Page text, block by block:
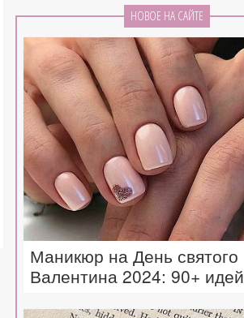
НОВОЕ НА САЙТЕ
Маникюр на День святого
Валентина 2024: 90+ идей